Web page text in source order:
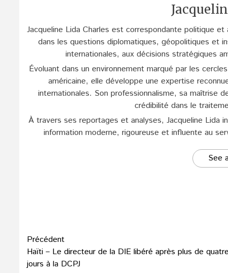
Jacqueline Lida Charles est correspondante politique
dans les questions diplomatiques, géopolitiques et
internationales, aux décisions stratégiques
Évoluant dans un environnement marqué par les
américaine, elle développe une expertise
internationales. Son professionnalisme, sa maîtrise
crédibilité dans le
À travers ses reportages et analyses, Jacqueline Lida
information moderne, rigoureuse et influente au
See
Navigation
d’article
Précédent
Haïti – Le directeur de la DIE libéré après plus de
jours à la DCPJ